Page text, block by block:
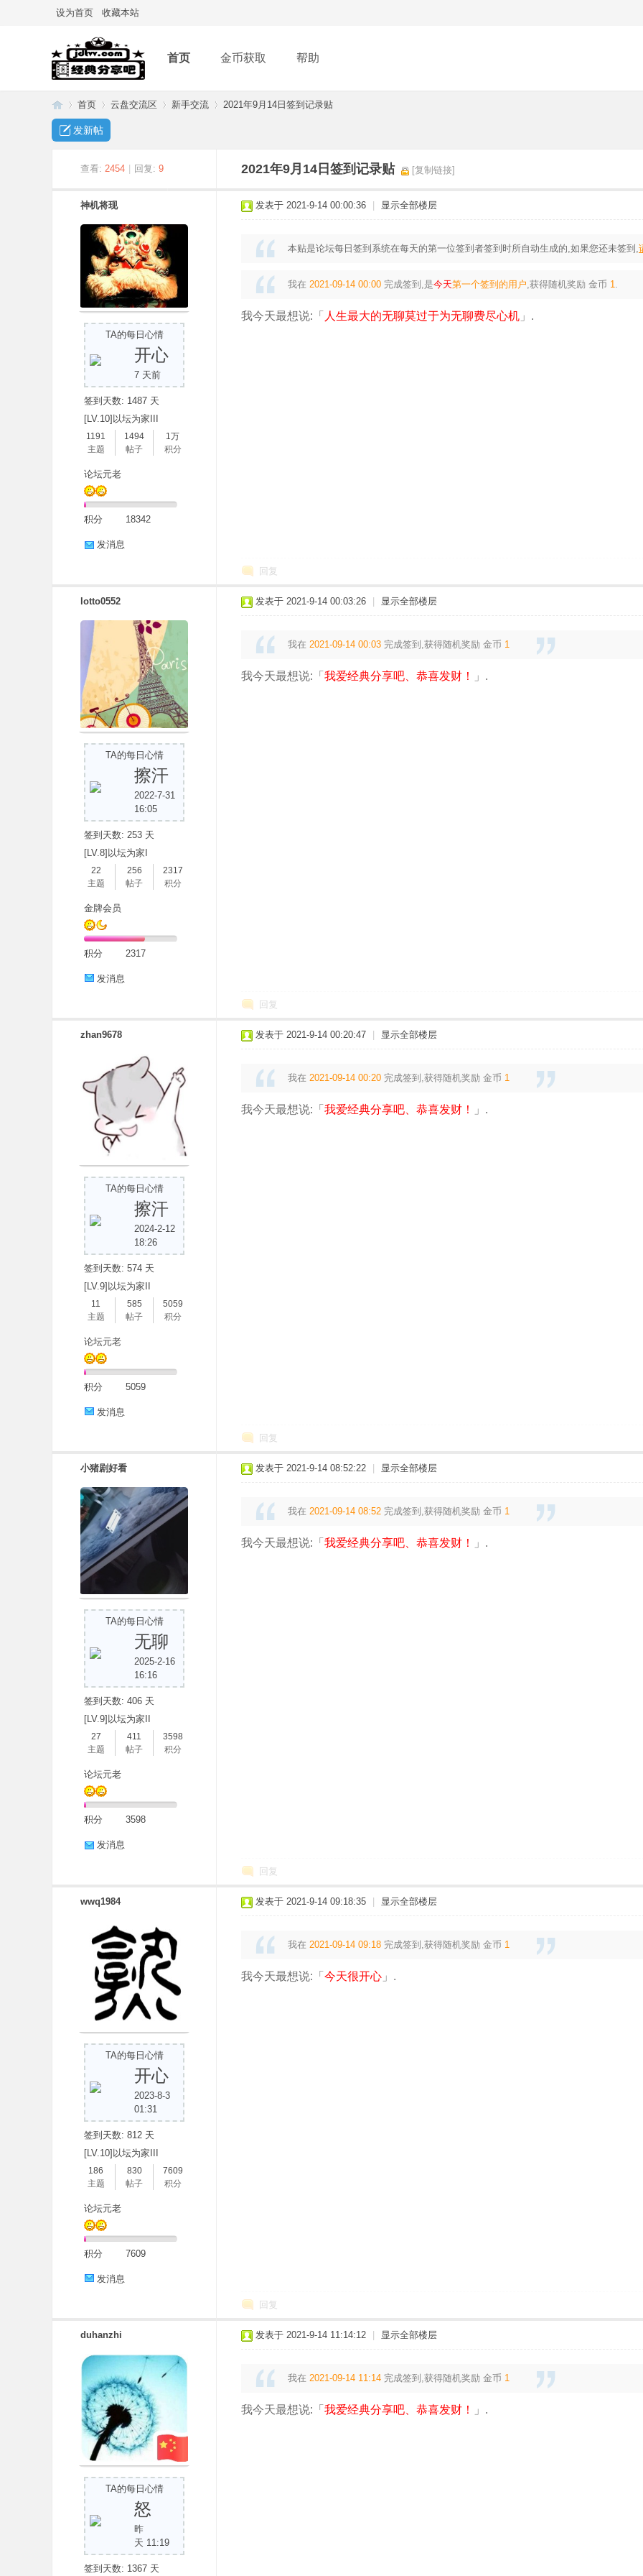
设为首页 收藏本站
首页 金币获取 帮助
首页
›
云盘交流区
›
新手交流 2021年9月14日签到记录贴
发新帖
查看: 2454 回复: 9 2021年9月14日签到记录贴 [复制链接]
神机将现
TA的每日心情
开心
7 天前
签到天数: 1487 天
[LV.10]以坛为家III
1191
主题
1494
帖子
1万
积分
论坛元老
积分 18342
发消息
发表于 2021-9-14 00:00:36 显示全部楼层
本贴是论坛每日签到系统在每天的第一位签到者签到时所自动生成的,如果您还未签到,
我在 2021-09-14 00:00 完成签到,是今天第一个签到的用户,获得随机奖励 金币 1.
我今天最想说:「 人生最大的无聊莫过于为无聊费尽心机 」.
回复
lotto0552
TA的每日心情
擦汗
2022-7-31
16:05
签到天数: 253 天
[LV.8]以坛为家I
22
主题
256
帖子
2317
积分
金牌会员
积分 2317
发消息
发表于 2021-9-14 00:03:26 显示全部楼层
我在 2021-09-14 00:03 完成签到,获得随机奖励 金币 1
我今天最想说:「 我爱经典分享吧、恭喜发财！ 」.
回复
zhan9678
TA的每日心情
擦汗
2024-2-12
18:26
签到天数: 574 天
[LV.9]以坛为家II
11
主题
585
帖子
5059
积分
论坛元老
积分 5059
发消息
发表于 2021-9-14 00:20:47 显示全部楼层
我在 2021-09-14 00:20 完成签到,获得随机奖励 金币 1
我今天最想说:「 我爱经典分享吧、恭喜发财！ 」.
回复
小猪剧好看
TA的每日心情
无聊
2025-2-16
16:16
签到天数: 406 天
[LV.9]以坛为家II
27
主题
411
帖子
3598
积分
论坛元老
积分 3598
发消息
发表于 2021-9-14 08:52:22 显示全部楼层
我在 2021-09-14 08:52 完成签到,获得随机奖励 金币 1
我今天最想说:「 我爱经典分享吧、恭喜发财！ 」.
回复
wwq1984
TA的每日心情
开心
2023-8-3
01:31
签到天数: 812 天
[LV.10]以坛为家III
186
主题
830
帖子
7609
积分
论坛元老
积分 7609
发消息
发表于 2021-9-14 09:18:35 显示全部楼层
我在 2021-09-14 09:18 完成签到,获得随机奖励 金币 1
我今天最想说:「 今天很开心 」.
回复
duhanzhi
TA的每日心情
怒
昨
天 11:19
签到天数: 1367 天
发表于 2021-9-14 11:14:12 显示全部楼层
我在 2021-09-14 11:14 完成签到,获得随机奖励 金币 1
我今天最想说:「 我爱经典分享吧、恭喜发财！ 」.